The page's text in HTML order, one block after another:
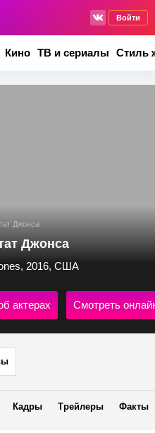
Войти
Кино ТВ и сериалы Стиль
Джонса
Джонса
2016, США
актерах Смотреть
Кадры Трейлеры Факты